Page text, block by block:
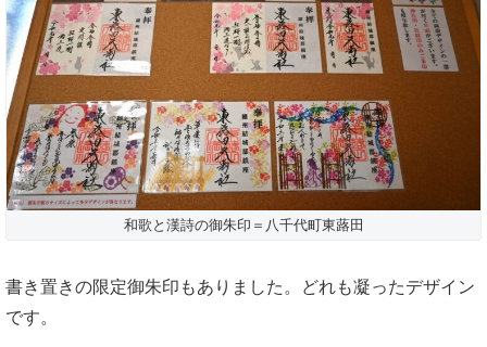
和歌と漢詩の御朱印＝八千代町東蕗田
書き置きの限定御朱印もありました。どれも凝ったデザイン
です。